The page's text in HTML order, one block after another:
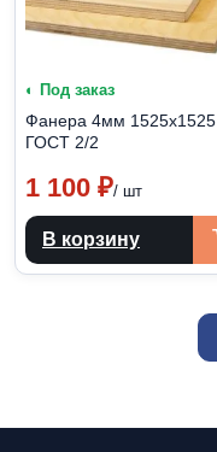
◐ Под заказ
Фанера 4мм 1525х1525
ГОСТ 2/2
1 100 ₽/ шт
В корзину